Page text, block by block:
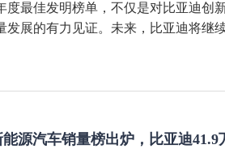
度最佳发明榜单，不仅是对比亚迪创
发展的有力见证。未来，比亚迪将继
能源汽车销量榜出炉，比亚迪41.9